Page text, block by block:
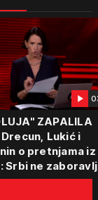
ZAPALILA
Drecun, Lukić i
o pretnjama iz
Srbi ne